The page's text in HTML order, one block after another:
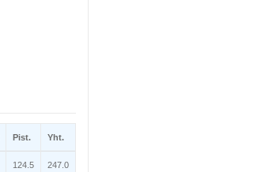
Pist. Yht.
124.5 247.0